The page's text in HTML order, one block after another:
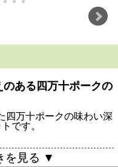
ある四万十ポークの
四万十ポークの味わい深
です。
を見る ▼